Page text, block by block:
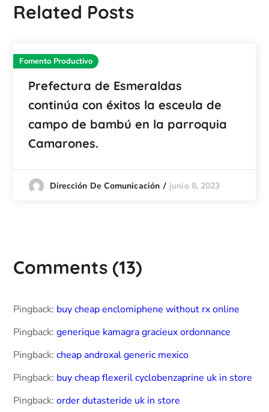
Related Posts
Fomento Productivo
Prefectura de Esmeraldas
continúa con éxitos la esceula de
campo de bambú en la parroquia
Camarones.
Dirección De Comunicación junio 8, 2023
Comments (13)
Pingback: buy cheap enclomiphene without rx online
Pingback:generique kamagra gracieux ordonnance
Pingback:cheap androxal generic mexico
Pingback: buy cheap flexeril cyclobenzaprine uk in store
Pingback:order dutasteride uk in store